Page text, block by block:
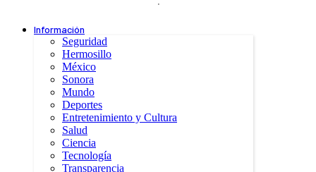
Información
Seguridad
Hermosillo
México
Sonora
Mundo
Deportes
Entretenimiento y Cultura
Salud
Ciencia
Tecnología
Transparencia